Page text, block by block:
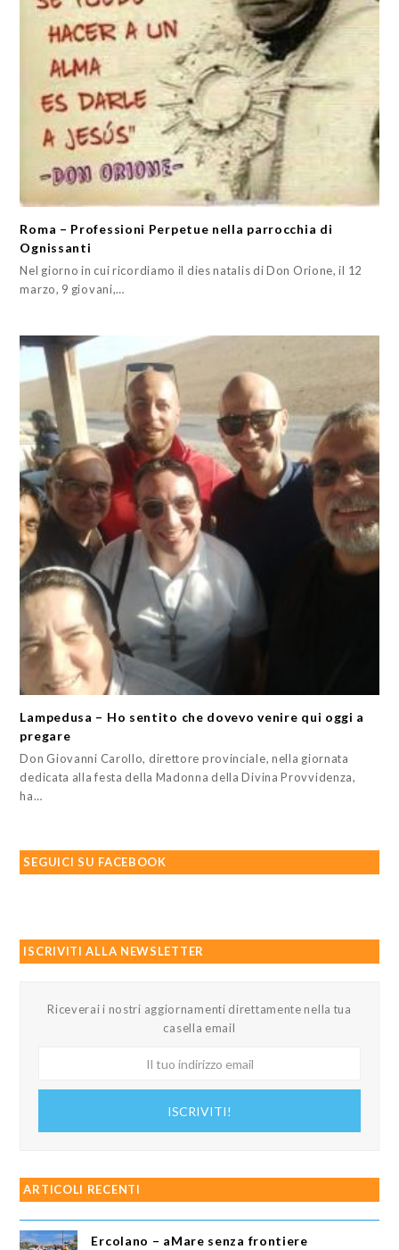
Roma – Professioni Perpetue nella parrocchia di
Ognissanti
Nel giorno in cui ricordiamo il dies natalis di Don Orione, il 12
marzo, 9 giovani,…
Lampedusa – Ho sentito che dovevo venire qui oggi a
pregare
Don Giovanni Carollo, direttore provinciale, nella giornata
dedicata alla festa della Madonna della Divina Provvidenza,
ha…
SEGUICI SU FACEBOOK
ISCRIVITI ALLA NEWSLETTER
Riceverai i nostri aggiornamenti direttamente nella tua
casella email
ISCRIVITI!
ARTICOLI RECENTI
Ercolano – aMare senza frontiere